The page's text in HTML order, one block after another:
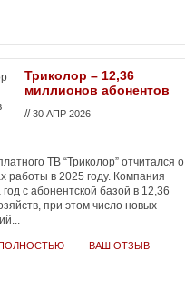
Триколор – 12,36
миллионов абонентов
//30 АПР 2026
ТВ “Триколор” отчитался о
работы в 2025 году. Компания
с абонентской базой в 12,36
при этом число новых
ВАШ ОТЗЫВ